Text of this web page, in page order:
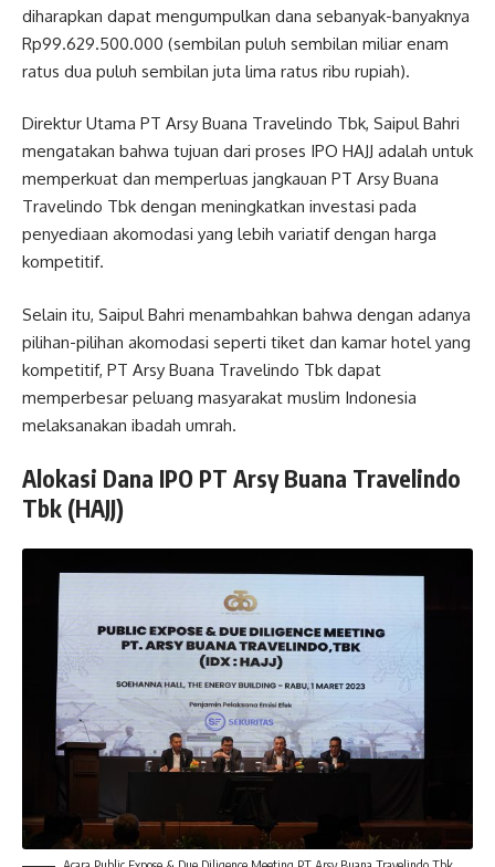
diharapkan dapat mengumpulkan dana sebanyak-banyaknya
Rp99.629.500.000 (sembilan puluh sembilan miliar enam
ratus dua puluh sembilan juta lima ratus ribu rupiah).
Direktur Utama PT Arsy Buana Travelindo Tbk, Saipul Bahri
mengatakan bahwa tujuan dari proses IPO HAJJ adalah untuk
memperkuat dan memperluas jangkauan PT Arsy Buana
Travelindo Tbk dengan meningkatkan investasi pada
penyediaan akomodasi yang lebih variatif dengan harga
kompetitif.
Selain itu, Saipul Bahri menambahkan bahwa dengan adanya
pilihan-pilihan akomodasi seperti tiket dan kamar hotel yang
kompetitif, PT Arsy Buana Travelindo Tbk dapat
memperbesar peluang masyarakat muslim Indonesia
melaksanakan ibadah umrah.
Alokasi Dana IPO PT Arsy Buana Travelindo
Tbk (HAJJ)